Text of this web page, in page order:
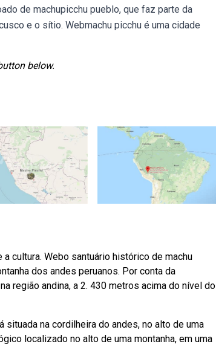
de machupicchu pueblo, que faz parte da
e o sítio. Webmachu picchu é uma cidade
below.
cultura. Webo santuário histórico de machu
dos andes peruanos. Por conta da
região andina, a 2. 430 metros acima do nível do
na cordilheira do andes, no alto de uma
localizado no alto de uma montanha, em uma